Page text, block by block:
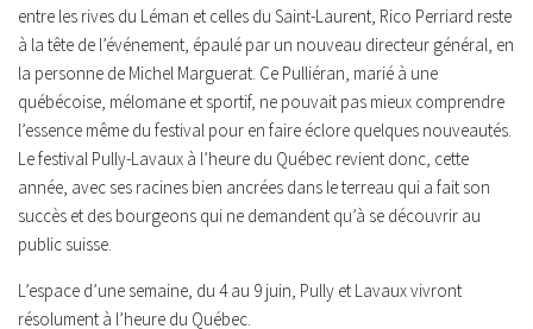
entre les rives du Léman et celles du Saint-Laurent, Rico Perriard reste
à la tête de l’événement, épaulé par un nouveau directeur général, en
la personne de Michel Marguerat. Ce Pulliéran, marié à une
québécoise, mélomane et sportif, ne pouvait pas mieux comprendre
l’essence même du festival pour en faire éclore quelques nouveautés.
Le festival Pully-Lavaux à l’heure du Québec revient donc, cette
année, avec ses racines bien ancrées dans le terreau qui a fait son
succès et des bourgeons qui ne demandent qu’à se découvrir au
public suisse.
L’espace d’une semaine, du 4 au 9 juin, Pully et Lavaux vivront
résolument à l’heure du Québec.